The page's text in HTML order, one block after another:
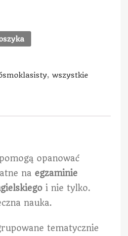
, wszystkie
pomogą opanować
na egzaminie
i nie tylko.
nauka.
tematycznie